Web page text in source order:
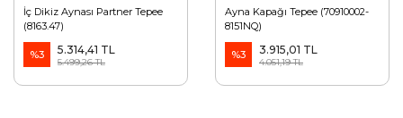
İç Dikiz Aynası Partner Tepee
(8163.47)
%3 5.314,41 TL
5.499,26 TL
Ayna Kapağı Tepee (70910002-
8151NQ)
%3 3.915,01 TL
4.051,19 TL